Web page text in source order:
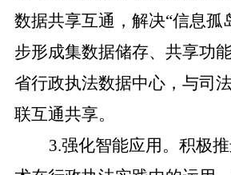
数据共享互通，解决“信息孤
步形成集数据储存、共享功
省行政执法数据中心，与司
联互通共享。
3.强化智能应用。积极